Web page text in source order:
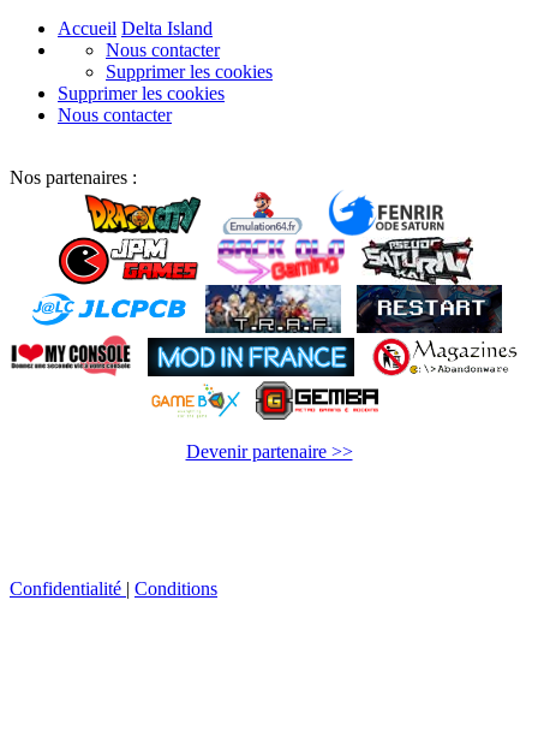
Accueil Delta Island
Nous contacter
Supprimer les cookies
Supprimer les cookies
Nous contacter
Nos partenaires :
Devenir partenaire >>
Confidentialité | Conditions